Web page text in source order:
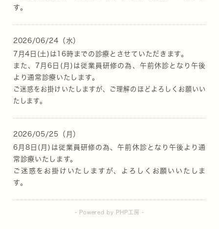
す。
2026/06/24（水）
7月4日(土)は16時までの診療とさせていただきます。
また、7 月6日(月)は従業員研修の為、午前休診となり午後
より通常診療いたします。
ご迷惑をお掛けいたしますが、ご理解のほど よろしくお願いい
たします。
2026/05/25（月）
6月8日(月)は従業員研修の為、午前休診となり午後より通
常診療いたします。
ご迷惑をお掛けいたしますが、よろしくお願いいたしま
す。
- Powered by PHP工房 -